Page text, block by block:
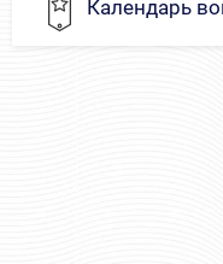
Календарь